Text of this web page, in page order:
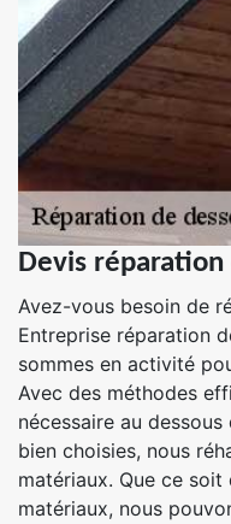
Devis
Avez-vous besoin de
Entreprise réparation
sommes en activité
Avec des méthodes
nécessaire au
bien choisies, nous
matériaux. Que ce
matériaux, nous